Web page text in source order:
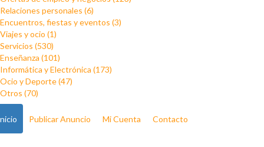
Relaciones personales (6)
Encuentros, fiestas y eventos (3)
Viajes y ocio (1)
Servicios (530)
Enseñanza (101)
Informática y Electrónica (173)
Ocio y Deporte (47)
Otros (70)
Publicar Anuncio Mi Cuenta Contacto